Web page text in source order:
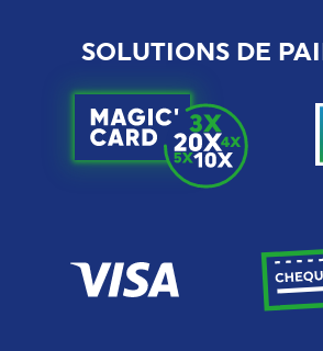
SOLUTIONS DE